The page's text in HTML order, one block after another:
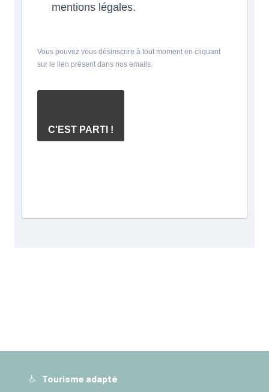
mentions légales.
Vous pouvez vous désinscrire à tout moment en cliquant
sur le lien présent dans nos emails.
C'EST PARTI !
Tourisme adapté